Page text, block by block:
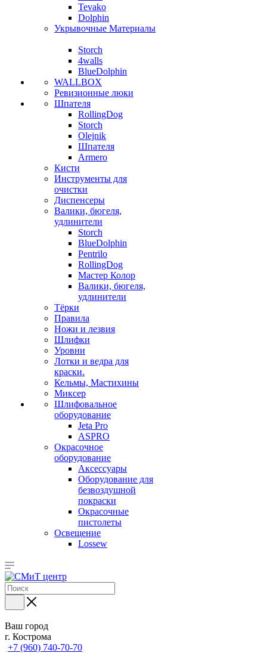
Tevako
Dolphin
Укрывочные Материалы
Storch
4walls
BlueDolphin
WALLBOX
Ревизионные люки
Шпателя
RollingDog
Storch
Olejnik
Шпателя
Armero
Кисти
Инструменты для
очистки
Диспенсеры
Валики, бюгеля,
удлинители
Storch
BlueDolphin
Pentrilo
RollingDog
Мастер Колор
Валики, бюгеля,
удлинители
Тёрки
Правила
Ножи и лезвия
Шлифки
Уровни
Лотки и ведра для
краски.
Кельмы, Мастихины
Миксер
Шлифовальное
оборудование
Jeta Pro
ASPRO
Окрасочное
оборудование
Аксессуары
Оборудование для
безвоздушной
покраски
Окрасочные
пистолеты
Освещение
Lossew
Ваш город
г. Кострома
+7 (960) 740-70-70